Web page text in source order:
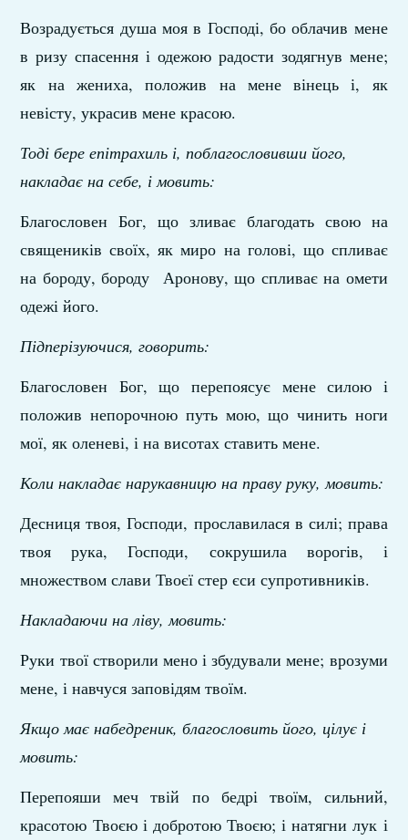
Возрадується душа моя в Господі, бо облачив мене
в ризу спасення і одежою радости зодягнув мене;
як на жениха, положив на мене вінець і, як
невісту, украсив мене красою.
Тоді бере епітрахиль і, поблагословивши його,
накладає на себе, і мовить:
Благословен Бог, що зливає благодать свою на
священиків своїх, як миро на голові, що спливає
на бороду, бороду Аронову, що спливає на омети
одежі його.
Підперізуючися, говорить:
Благословен Бог, що перепоясує мене силою і
положив непорочною путь мою, що чинить ноги
мої, як оленеві, і на висотах ставить мене.
Коли накладає нарукавницю на праву руку, мовить:
Десниця твоя, Господи, прославилася в силі; права
твоя рука, Господи, сокрушила ворогів, і
множеством слави Твоєї стер єси супротивників.
Накладаючи на ліву, мовить:
Руки твої створили мено і збудували мене; врозуми
мене, і навчуся заповідям твоїм.
Якщо має набедреник, благословить його, цілує і
мовить:
Перепояши меч твій по бедрі твоїм, сильний,
красотою Твоєю і добротою Твоєю; і натягни лук і